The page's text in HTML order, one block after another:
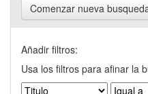
Comenzar nueva
Añadir filtros:
Usa los filtros para afinar la